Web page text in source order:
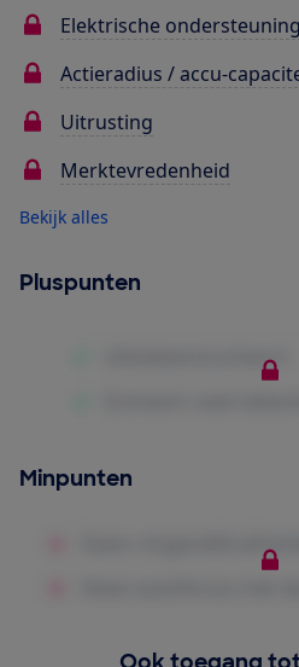
Elektrische ondersteuning
Actieradius / accu-
Uitrusting
Merktevredenheid
Bekijk alles
Pluspunten
Minpunten